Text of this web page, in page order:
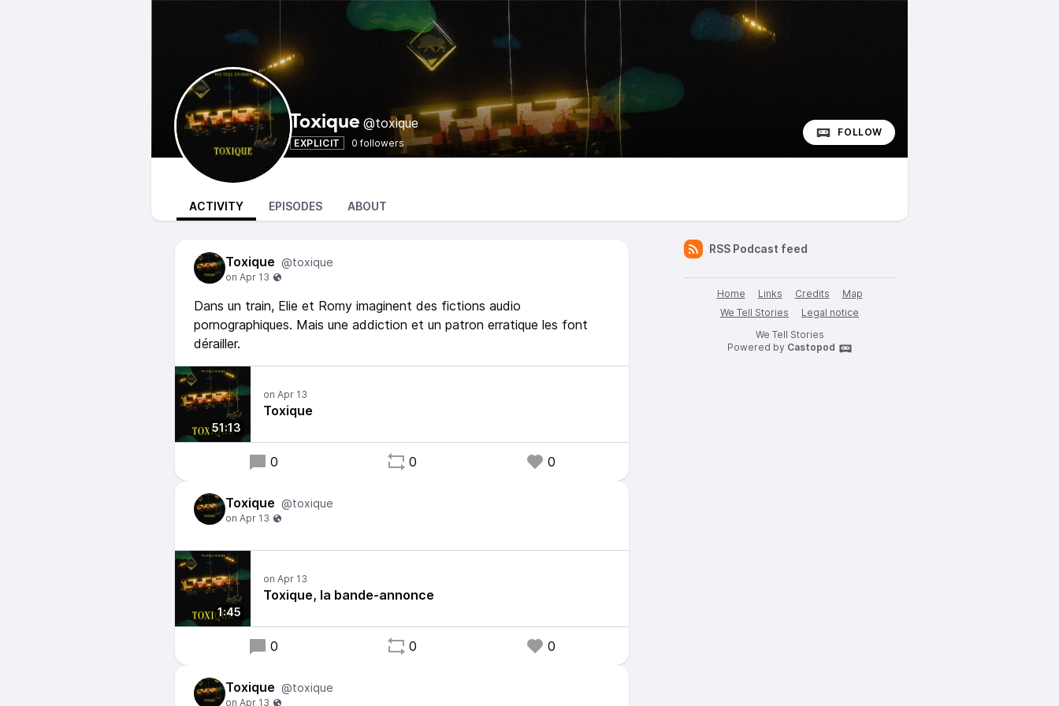
Toxique @toxique
EXPLICIT 0 followers
FOLLOW
ACTIVITY EPISODES ABOUT
Toxique @toxique
Dans un train, Elie et Romy imaginent des fictions audio
pornographiques. Mais une addiction et un patron erratique les font
dérailler.
51:13
Toxique
0 0 0
Toxique @toxique
1:45
Toxique, la bande-annonce
0 0 0
Toxique @toxique
RSS Podcast feed
Home Links Credits
Map
We Tell Stories
Legal notice
We Tell Stories
Powered by Castopod